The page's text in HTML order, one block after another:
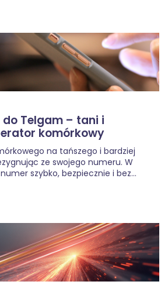
Jaśle i okolicach pokazuje
do Telgam – tani i
komórkowy
na tańszego i bardziej
ze swojego numeru. W
szybko, bezpiecznie i bez
osób szuka taniego i niezawodnego